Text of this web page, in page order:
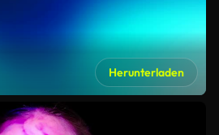
Herunterladen